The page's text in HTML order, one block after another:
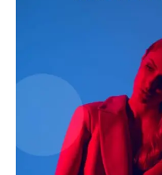
AIN NEWS 1
Contact Us
About Us
Privacy Policy
Terms of Use Agreement